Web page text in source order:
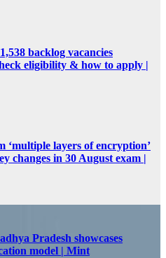
backlog vacancies
eligibility & how to apply |
‘multiple layers of encryption’
changes in 30 August exam |
Pradesh showcases
model | Mint